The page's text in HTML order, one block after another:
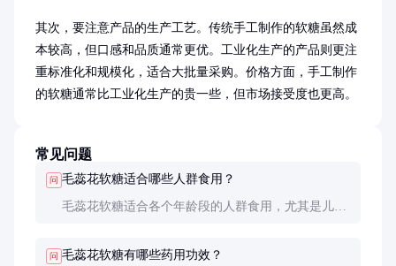
其次，要注意产品的生产工艺。传统手工制作的软糖虽然成
本较高，但口感和品质通常更优。工业化生产的产品则更注
重标准化和规模化，适合大批量采购。价格方面，手工制作
的软糖通常比工业化生产的贵一些，但市场接受度也更高。
常见问题
问 毛蕊花软糖适合哪些人群食用？
毛蕊花软糖适合各个年龄段的人群食用，尤其是儿童
问 毛蕊花软糖有哪些药用功效？